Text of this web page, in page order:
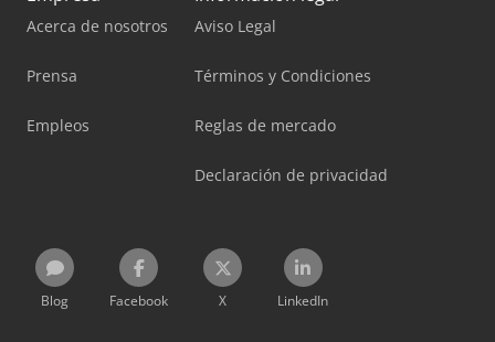
Acerca de nosotros
Prensa
Empleos
Aviso Legal
Términos y Condiciones
Reglas de mercado
Declaración de privacidad
Blog Facebook X LinkedIn